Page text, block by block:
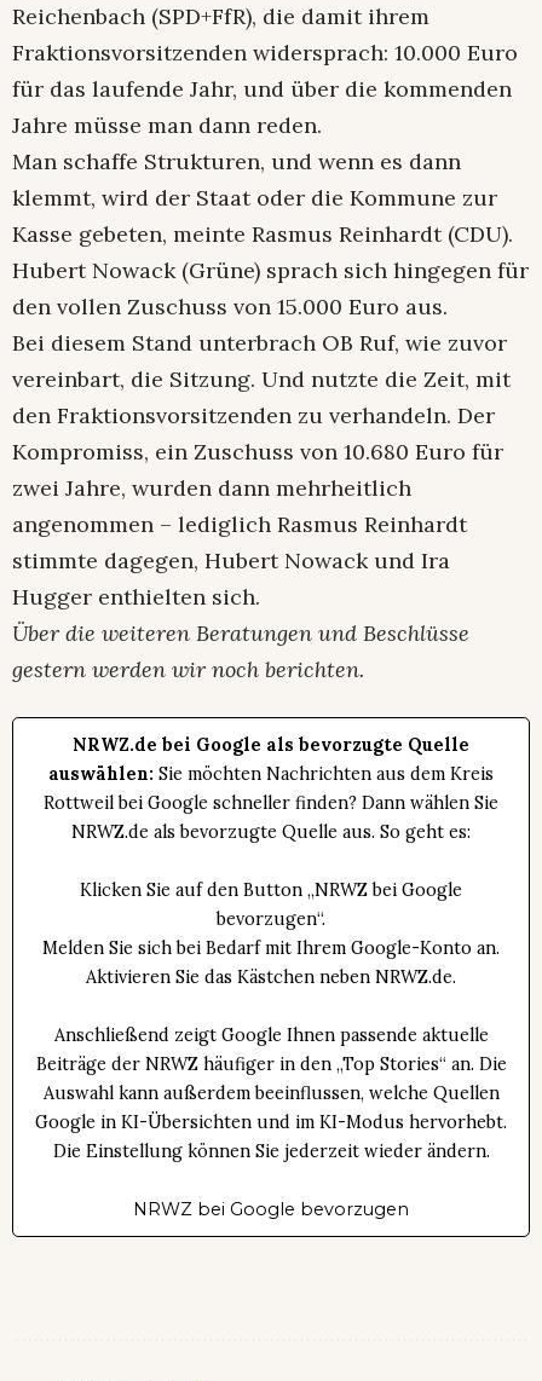
Reichenbach (SPD+FfR), die damit ihrem
Fraktionsvorsitzenden widersprach: 10.000 Euro
für das laufende Jahr, und über die kommenden
Jahre müsse man dann reden.
Man schaffe Strukturen, und wenn es dann
klemmt, wird der Staat oder die Kommune zur
Kasse gebeten, meinte Rasmus Reinhardt (CDU).
Hubert Nowack (Grüne) sprach sich hingegen für
den vollen Zuschuss von 15.000 Euro aus.
Bei diesem Stand unterbrach OB Ruf, wie zuvor
vereinbart, die Sitzung. Und nutzte die Zeit, mit
den Fraktionsvorsitzenden zu verhandeln. Der
Kompromiss, ein Zuschuss von 10.680 Euro für
zwei Jahre, wurden dann mehrheitlich
angenommen – lediglich Rasmus Reinhardt
stimmte dagegen, Hubert Nowack und Ira
Hugger enthielten sich.
Über die weiteren Beratungen und Beschlüsse
gestern werden wir noch berichten.
NRWZ.de bei Google als bevorzugte Quelle
auswählen: Sie möchten Nachrichten aus dem Kreis
Rottweil bei Google schneller finden? Dann wählen Sie
NRWZ.de als bevorzugte Quelle aus. So geht es:
Klicken Sie auf den Button „NRWZ bei Google
bevorzugen“.
Melden Sie sich bei Bedarf mit Ihrem Google-Konto an.
Aktivieren Sie das Kästchen neben NRWZ.de.
Anschließend zeigt Google Ihnen passende aktuelle
Beiträge der NRWZ häufiger in den „Top Stories“ an. Die
Auswahl kann außerdem beeinflussen, welche Quellen
Google in KI-Übersichten und im KI-Modus hervorhebt.
Die Einstellung können Sie jederzeit wieder ändern.
NRWZ bei Google bevorzugen